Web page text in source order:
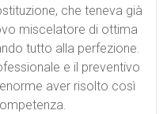
che teneva già
miscelatore di ottima
tutto alla perfezione.
e il preventivo
aver risolto così